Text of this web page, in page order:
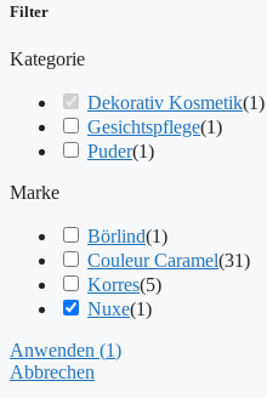
Filter
Kategorie
Dekorativ Kosmetik(1)
Gesichtspflege(1)
Puder(1)
Marke
Börlind(1)
Couleur Caramel(31)
Korres(5)
Nuxe(1)
Anwenden (1)
Abbrechen